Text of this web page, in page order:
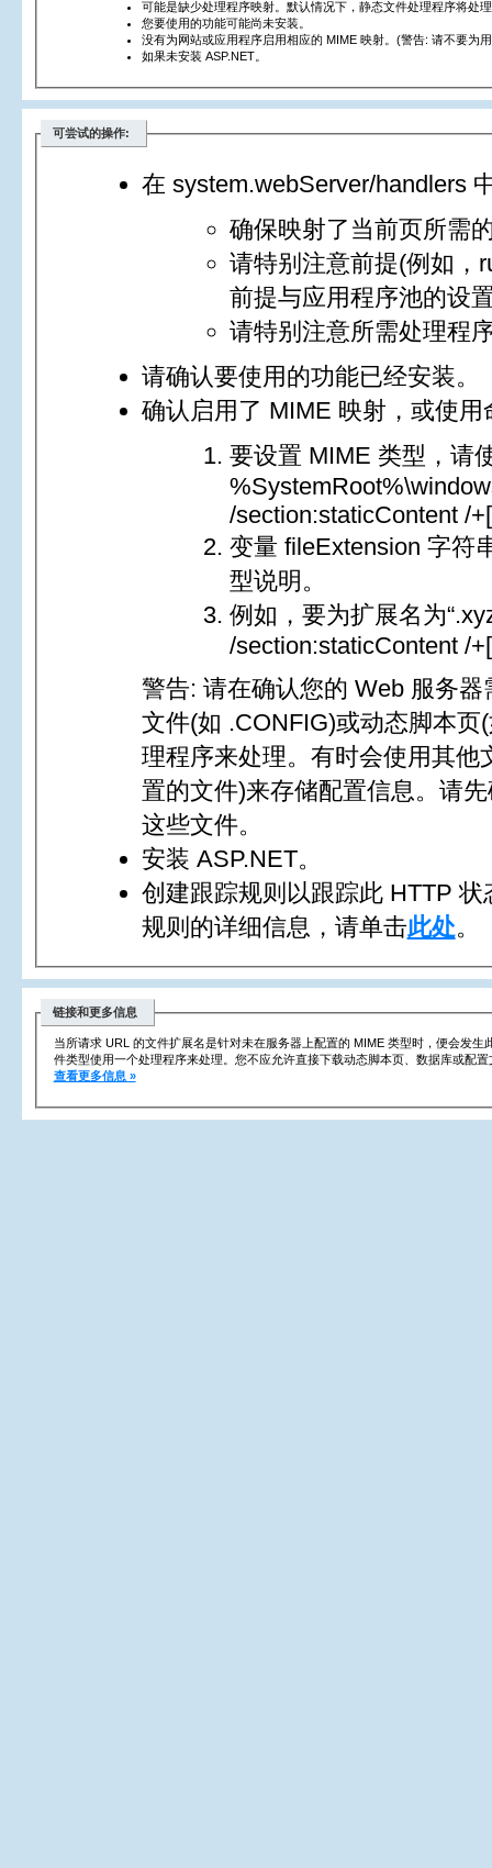
可能是缺少处理程序映射。默认情况下，静态文件处理程序将处
您要使用的功能可能尚未安装。
没有为网站或应用程序启用相应的 MIME 映射。(警告: 请不要为
如果未安装 ASP.NET。
可尝试的操作:
在 system.webServer/handlers
确保映射了当前页所需
请特别注意前提(例如，
前提与应用程序池的设
请特别注意所需处理程
请确认要使用的功能已经安装。
确认启用了 MIME 映射，或使
要设置 MIME 类型，请
/section:staticContent /
变量 fileExtension 字符
型说明。
例如，要为扩展名为
/section:staticContent /
警告: 请在确认您的 Web 服务
文件(如 .CONFIG)或动态脚本
理程序来处理。有时会使用其他
置的文件)来存储配置信息。请
这些文件。
安装 ASP.NET。
创建跟踪规则以跟踪此 HTTP
规则的详细信息，请单击此处。
链接和更多信息
当所请求 URL 的文件扩展名是针对未在服务器上配置的 MIME 类型时，便会发
件类型使用一个处理程序来处理。您不应允许直接下载动态脚本页、数据库或配置
查看更多信息 »